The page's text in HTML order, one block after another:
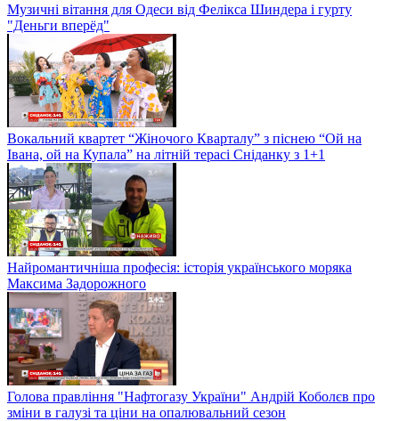
Музичні вітання для Одеси від Фелікса Шиндера і гурту
"Деньги вперёд"
Вокальний квартет “Жіночого Кварталу” з піснею “Ой на
Івана, ой на Купала” на літній терасі Сніданку з 1+1
Найромантичніша професія: історія українського моряка
Максима Задорожного
Голова правління "Нафтогазу України" Андрій Коболєв про
зміни в галузі та ціни на опалювальний сезон